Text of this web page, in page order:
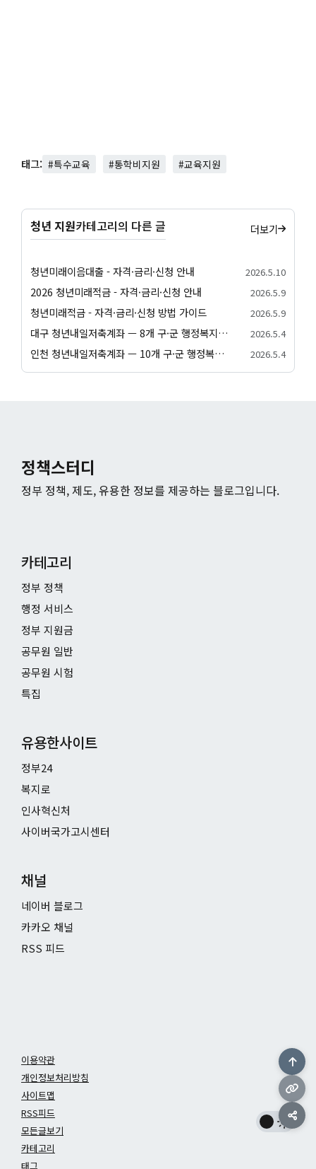
태그: #특수교육 #통학비지원 #교육지원
청년 지원카테고리의 다른 글 더보기
청년미래이음대출 - 자격·금리·신청 안내 2026.5.10
2026 청년미래적금 - 자격·금리·신청 안내 2026.5.9
청년미래적금 - 자격·금리·신청 방법 가이드 2026.5.9
대구 청년내일저축계좌 — 8개 구·군 행정복지센터 신청 방법 2026.5.4
인천 청년내일저축계좌 — 10개 구·군 행정복지센터 신청 방법 2026.5.4
정책스터디
정부 정책, 제도, 유용한 정보를 제공하는 블로그입니다.
카테고리
정부 정책
행정 서비스
정부 지원금
공무원 일반
공무원 시험
특집
유용한사이트
정부24
복지로
인사혁신처
사이버국가고시센터
채널
네이버 블로그
카카오 채널
RSS 피드
이용약관
개인정보처리방침
사이트맵
RSS피드
모든글보기
카테고리
태그